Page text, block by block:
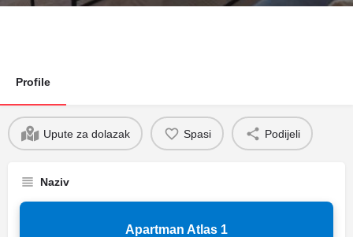
Profile
Upute za dolazak Spasi Podijeli
Naziv
Apartman Atlas 1